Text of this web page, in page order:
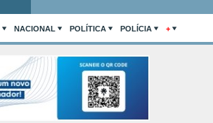
NACIONAL POLÍTICA POLÍCIA +